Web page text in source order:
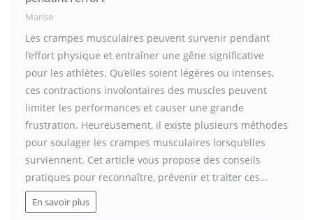
Marise
Les crampes musculaires peuvent survenir pendant
l’effort physique et entraîner une gêne significative
pour les athlètes. Qu’elles soient légères ou intenses,
ces contractions involontaires des muscles peuvent
limiter les performances et causer une grande
frustration. Heureusement, il existe plusieurs méthodes
pour soulager les crampes musculaires lorsqu’elles
surviennent. Cet article vous propose des conseils
pratiques pour reconnaître, prévenir et traiter ces…
En savoir plus